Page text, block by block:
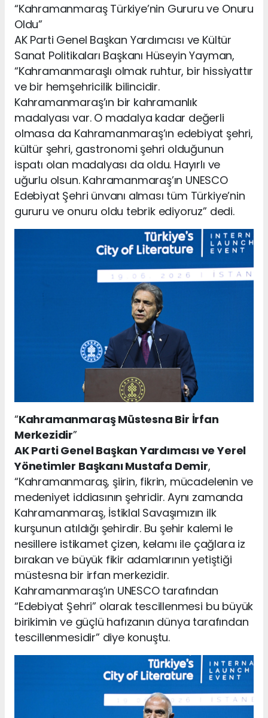
“Kahramanmaraş Türkiye’nin Gururu ve Onuru
Oldu”
AK Parti Genel Başkan Yardımcısı ve Kültür
Sanat Politikaları Başkanı Hüseyin Yayman,
“Kahramanmaraşlı olmak ruhtur, bir hissiyattır
ve bir hemşehricilik bilincidir.
Kahramanmaraş’ın bir kahramanlık
madalyası var. O madalya kadar değerli
olmasa da Kahramanmaraş’ın edebiyat şehri,
kültür şehri, gastronomi şehri olduğunun
ispatı olan madalyası da oldu. Hayırlı ve
uğurlu olsun. Kahramanmaraş’ın UNESCO
Edebiyat Şehri ünvanı alması tüm Türkiye’nin
gururu ve onuru oldu tebrik ediyoruz” dedi.
“Kahramanmaraş Müstesna Bir İrfan
Merkezidir”
AK Parti Genel Başkan Yardımcısı ve Yerel
Yönetimler Başkanı Mustafa Demir,
“Kahramanmaraş, şiirin, fikrin, mücadelenin ve
medeniyet iddiasının şehridir. Aynı zamanda
Kahramanmaraş, İstiklal Savaşımızın ilk
kurşunun atıldığı şehirdir. Bu şehir kalemi le
nesillere istikamet çizen, kelamı ile çağlara iz
bırakan ve büyük fikir adamlarının yetiştiği
müstesna bir irfan merkezidir.
Kahramanmaraş’ın UNESCO tarafından
“Edebiyat Şehri” olarak tescillenmesi bu büyük
birikimin ve güçlü hafızanın dünya tarafından
tescillenmesidir” diye konuştu.